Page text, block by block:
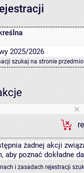
2025/2026
szukaj na stronie
żadnej akcji
aby poznać dokładne
i zasadach rejestracji